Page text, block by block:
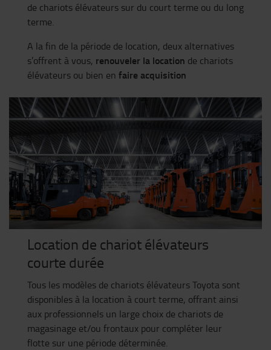
de chariots élévateurs sur du court terme ou du long
terme.
A la fin de la période de location, deux alternatives
s’offrent à vous, renouveler la location de chariots
élévateurs ou bien en faire acquisition
Location de chariot élévateurs
courte durée
Tous les modèles de chariots élévateurs Toyota sont
disponibles à la location à court terme, offrant ainsi
aux professionnels un large choix de chariots de
magasinage et/ou frontaux pour compléter leur
flotte sur une période déterminée.